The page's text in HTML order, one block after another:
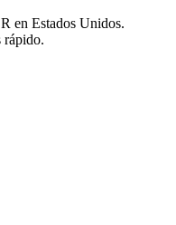
en Estados Unidos.
rápido.